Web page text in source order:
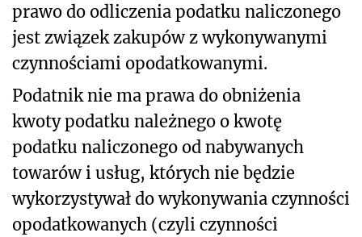
prawo do odliczenia podatku naliczonego
jest związek zakupów z wykonywanymi
czynnościami opodatkowanymi.
Podatnik nie ma prawa do obniżenia
kwoty podatku należnego o kwotę
podatku naliczonego od nabywanych
towarów i usług, których nie będzie
wykorzystywał do wykonywania czynności
opodatkowanych (czyli czynności